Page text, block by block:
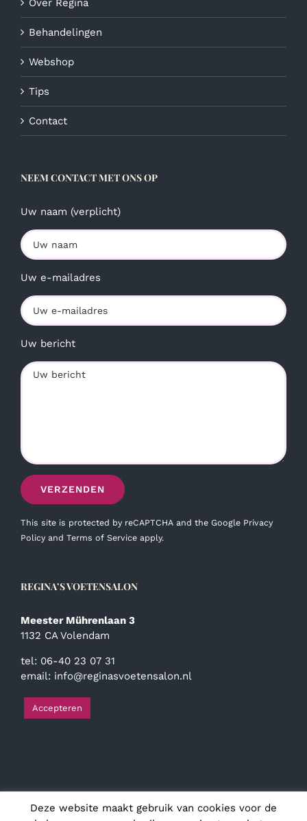
Over Regina
Behandelingen
Webshop
Tips
Contact
NEEM CONTACT MET ONS OP
Uw naam (verplicht)
Uw e-mailadres
Uw bericht
This site is protected by reCAPTCHA and the Google Privacy
Policy and Terms of Service apply.
REGINA’S VOETENSALON
Meester Mührenlaan 3
1132 CA Volendam
tel: 06-40 23 07 31
email: info@reginasvoetensalon.nl
Accepteren
© Copyright2026 | Regina's Voetensalon | Alle rechten
Deze website maakt gebruik van cookies voor de